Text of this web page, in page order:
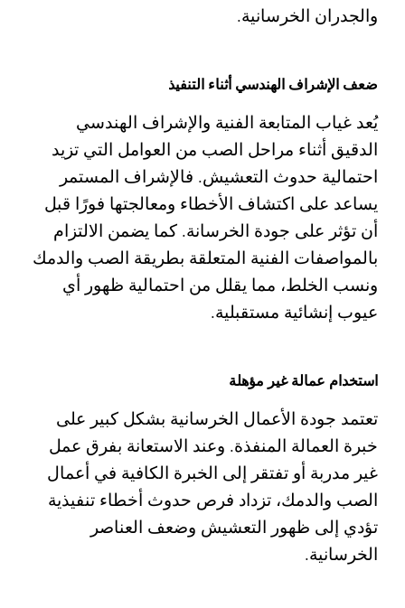
والجدران الخرسانية.
ضعف الإشراف الهندسي أثناء التنفيذ
يُعد غياب المتابعة الفنية والإشراف الهندسي
الدقيق أثناء مراحل الصب من العوامل التي تزيد
احتمالية حدوث التعشيش. فالإشراف المستمر
يساعد على اكتشاف الأخطاء ومعالجتها فورًا قبل
أن تؤثر على جودة الخرسانة. كما يضمن الالتزام
بالمواصفات الفنية المتعلقة بطريقة الصب والدمك
ونسب الخلط، مما يقلل من احتمالية ظهور أي
عيوب إنشائية مستقبلية.
استخدام عمالة غير مؤهلة
تعتمد جودة الأعمال الخرسانية بشكل كبير على
خبرة العمالة المنفذة. وعند الاستعانة بفرق عمل
غير مدربة أو تفتقر إلى الخبرة الكافية في أعمال
الصب والدمك، تزداد فرص حدوث أخطاء تنفيذية
تؤدي إلى ظهور التعشيش وضعف العناصر
الخرسانية.